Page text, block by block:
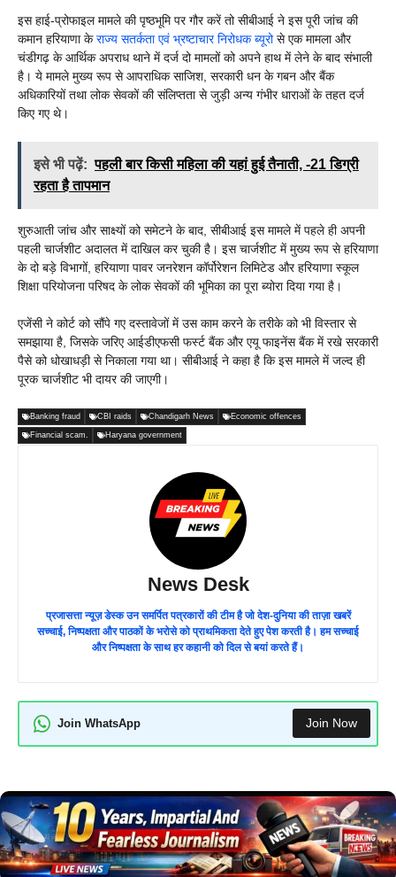
इस हाई-प्रोफाइल मामले की पृष्ठभूमि पर गौर करें तो सीबीआई ने इस पूरी जांच की
कमान हरियाणा केराज्य सतर्कता एवं भ्रष्टाचार निरोधक ब्यूरोसे एक मामला और
चंडीगढ़ के आर्थिक अपराध थाने में दर्ज दो मामलों को अपने हाथ में लेने के बाद संभाली
है। ये मामले मुख्य रूप से आपराधिक साजिश, सरकारी धन के गबन और बैंक
अधिकारियों तथा लोक सेवकों की संलिप्तता से जुड़ी अन्य गंभीर धाराओं के तहत दर्ज
किए गए थे।
इसे भी पढ़ें: पहली बार किसी महिला की यहां हुई तैनाती, -21 डिग्री
रहता है तापमान
शुरुआती जांच और साक्ष्यों को समेटने के बाद, सीबीआई इस मामले में पहले ही अपनी
पहली चार्जशीट अदालत में दाखिल कर चुकी है। इस चार्जशीट में मुख्य रूप से हरियाणा
के दो बड़े विभागों, हरियाणा पावर जनरेशन कॉर्पोरेशन लिमिटेड और हरियाणा स्कूल
शिक्षा परियोजना परिषद के लोक सेवकों की भूमिका का पूरा ब्योरा दिया गया है।
एजेंसी ने कोर्ट को सौंपे गए दस्तावेजों में उस काम करने के तरीके को भी विस्तार से
समझाया है, जिसके जरिए आईडीएफसी फर्स्ट बैंक और एयू फाइनेंस बैंक में रखे सरकारी
पैसे को धोखाधड़ी से निकाला गया था। सीबीआई ने कहा है कि इस मामले में जल्द ही
पूरक चार्जशीट भी दायर की जाएगी।
Banking fraud CBI raids Chandigarh News Economic offences
Financial scam. Haryana government
News Desk
प्रजासत्ता न्यूज़ डेस्क उन समर्पित पत्रकारों की टीम है जो देश-दुनिया की ताज़ा खबरें
सच्चाई, निष्पक्षता और पाठकों के भरोसे को प्राथमिकता देते हुए पेश करती है। हम सच्चाई
और निष्पक्षता के साथ हर कहानी को दिल से बयां करते हैं।
Join WhatsApp Join Now